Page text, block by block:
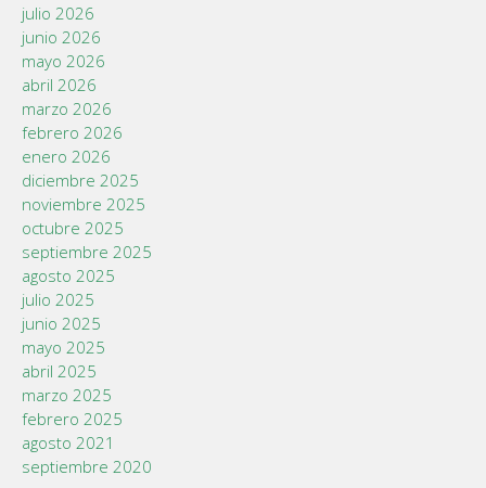
julio 2026
junio 2026
mayo 2026
abril 2026
marzo 2026
febrero 2026
enero 2026
diciembre 2025
noviembre 2025
octubre 2025
septiembre 2025
agosto 2025
julio 2025
junio 2025
mayo 2025
abril 2025
marzo 2025
febrero 2025
agosto 2021
septiembre 2020